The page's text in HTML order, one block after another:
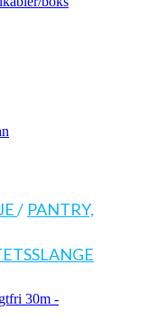
/ PANTRY,